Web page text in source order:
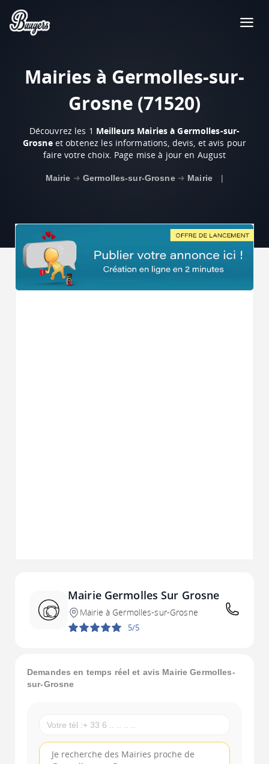
Mairies à Germolles-sur-
Grosne (71520)
Découvrez les 1 Meilleurs Mairies à Germolles-sur-
Grosneet obtenez les informations, devis, et avis pour
faire votre choix. Page mise à jour en August
Mairie ➜ Germolles-sur-Grosne ➜ Mairie |
Mairie Germolles Sur Grosne
Mairie à Germolles-sur-Grosne
5/5
Demandes en temps réel et avis Mairie Germolles-
sur-Grosne